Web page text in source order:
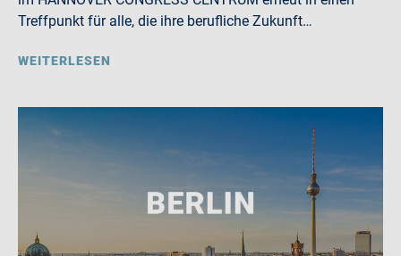
Treffpunkt für alle, die ihre berufliche Zukunft…
WEITERLESEN